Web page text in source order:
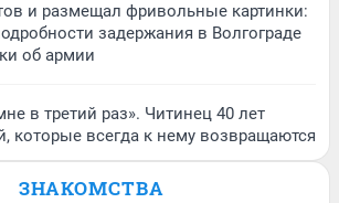
и размещал фривольные картинки:
задержания в Волгограде
об армии
в третий раз». Читинец 40 лет
которые всегда к нему возвращаются
ЗНАКОМСТВА